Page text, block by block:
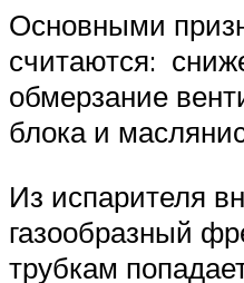
Основными
считаются:
обмерзание
блока и
Из испарителя
газообразный
трубкам